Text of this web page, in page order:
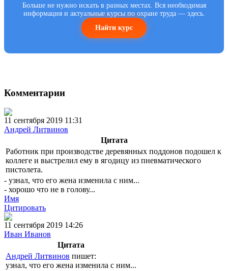
Больше не нужно искать в разных местах. Вся необходимая
информация и актуальные курсы по охране труда — здесь.
Найти курс
Комментарии
11 сентября 2019 11:31
Андрей Литвинов
Цитата
Работник при производстве деревянных поддонов подошел к
коллеге и выстрелил ему в ягодицу из пневматического
пистолета.
- узнал, что его жена изменила с ним...
- хорошо что не в голову...
Имя
Цитировать
11 сентября 2019 14:26
Иван Иванов
Цитата
Андрей Литвинов пишет:
узнал, что его жена изменила с ним...